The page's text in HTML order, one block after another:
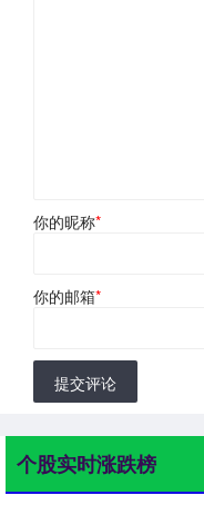
你的昵称*
你的邮箱*
提交评论
个股实时涨跌榜